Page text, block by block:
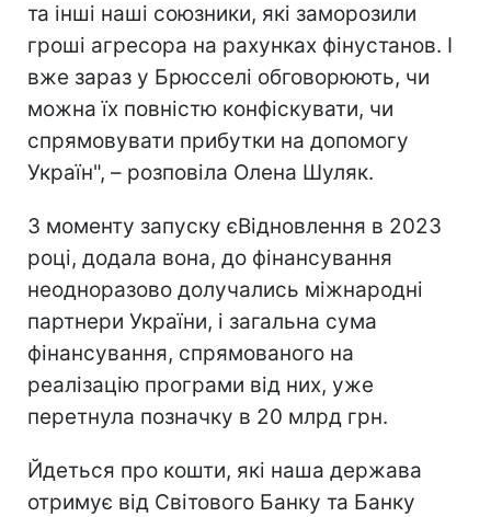
та інші наші союзники, які заморозили
гроші агресора на рахунках фінустанов. І
вже зараз у Брюсселі обговорюють, чи
можна їх повністю конфіскувати, чи
спрямовувати прибутки на допомогу
Україн", – розповіла Олена Шуляк.
З моменту запуску єВідновлення в 2023
році, додала вона, до фінансування
неодноразово долучались міжнародні
партнери України, і загальна сума
фінансування, спрямованого на
реалізацію програми від них, уже
перетнула позначку в 20 млрд грн.
Йдеться про кошти, які наша держава
отримує від Світового Банку та Банку